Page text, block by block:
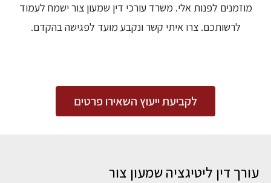
מוזמנים לפנות אלי. משרד עורכי דין שמעון צור ישמח לעמוד
לרשותכם. צרו איתי קשר ונקבע מועד לפגישה בהקדם.
לקביעת ייעוץ השאירו פרטים
עורך דין ליטיגציה שמעון צור